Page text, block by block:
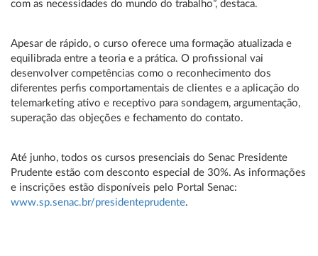
com as necessidades do mundo do trabalho”, destaca.
Apesar de rápido, o curso oferece uma formação atualizada e
equilibrada entre a teoria e a prática. O profissional vai
desenvolver competências como o reconhecimento dos
diferentes perfis comportamentais de clientes e a aplicação do
telemarketing ativo e receptivo para sondagem, argumentação,
superação das objeções e fechamento do contato.
Até junho, todos os cursos presenciais do Senac Presidente
Prudente estão com desconto especial de 30%. As informações
e inscrições estão disponíveis pelo Portal Senac:
www.sp.senac.br/presidenteprudente.